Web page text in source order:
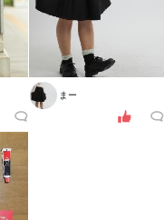
まー